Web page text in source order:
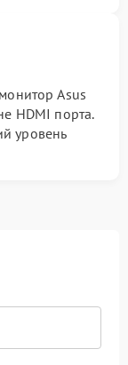
Asus
HDMI порта.
уровень